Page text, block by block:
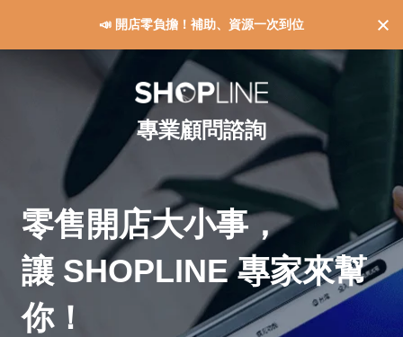
📣 開店零負擔！補助、資源一次到位
專業顧問諮詢
零售開店大小事，
讓 SHOPLINE 專家來幫
你！